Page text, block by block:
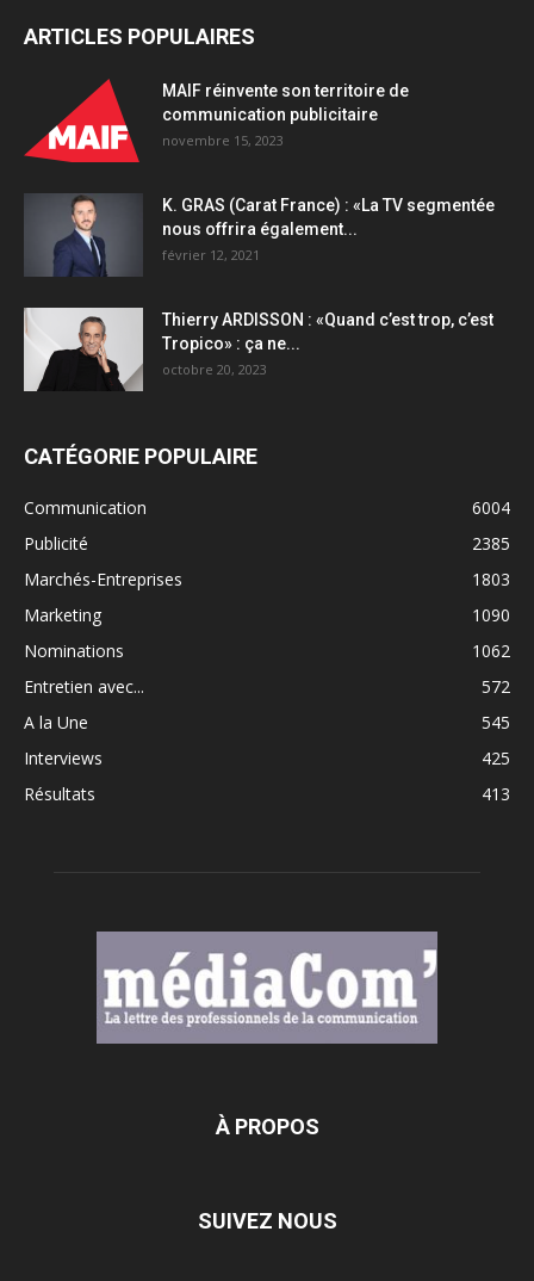
ARTICLES POPULAIRES
MAIF réinvente son territoire de
communication publicitaire
novembre 15, 2023
K. GRAS (Carat France) : «La TV segmentée
nous offrira également...
février 12, 2021
Thierry ARDISSON : «Quand c’est trop, c’est
Tropico» : ça ne...
octobre 20, 2023
CATÉGORIE POPULAIRE
Communication
6004
Publicité
2385
Marchés-Entreprises
1803
Marketing
1090
Nominations
1062
Entretien avec...
572
A la Une
545
Interviews
425
Résultats
413
À PROPOS
SUIVEZ NOUS